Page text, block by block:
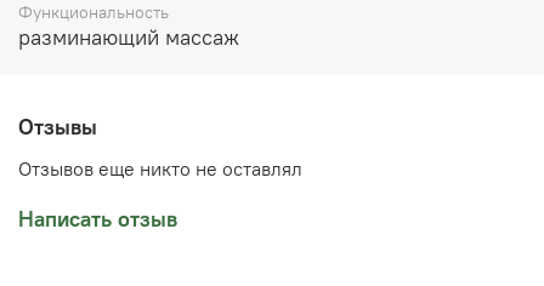
Функциональность
разминающий массаж
Отзывы
Отзывов еще никто не оставлял
Написать отзыв